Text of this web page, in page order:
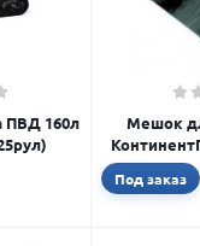
ПВД 160л
Мешок
Под заказ